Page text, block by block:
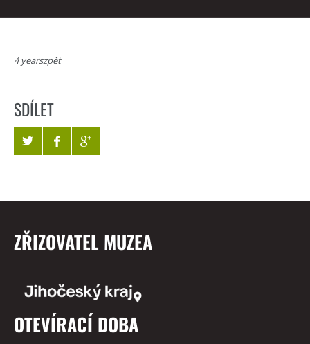
4 yearszpět
SDÍLET
ZŘIZOVATEL MUZEA
OTEVÍRACÍ DOBA